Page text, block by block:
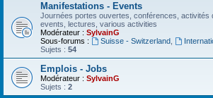
Manifestations - Events
Journées portes ouvertes, conférences, activités
events, lectures, various activities
Modérateur : SylvainG
Sous-forums :
Suisse - Switzerland,
Sujets : 54
Emplois - Jobs
Modérateur : SylvainG
Sujets : 2